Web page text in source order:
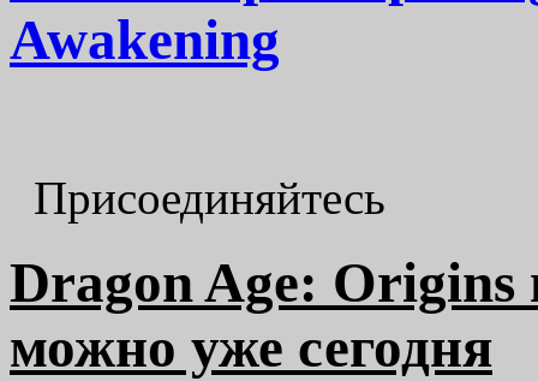
Awakening
Присоединяйтесь
Dragon Age: Origins
можно уже сегодня